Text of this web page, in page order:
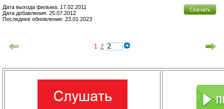
Скачать
Дата выхода фильма: 17.02.2011
Дата добавления: 25.07.2012
Последнее обновление: 23.01.2023
1 2